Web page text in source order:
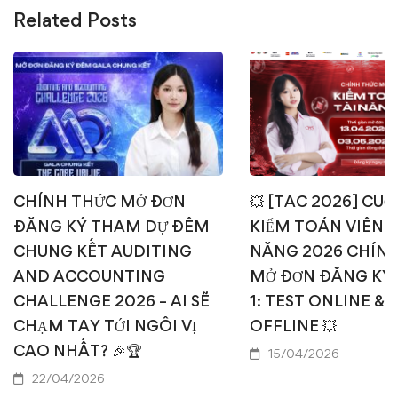
Related Posts
CHÍNH THỨC MỞ ĐƠN
ĐĂNG KÝ THAM DỰ ĐÊM
CHUNG KẾT AUDITING
AND ACCOUNTING
CHALLENGE 2026 – AI SẼ
CHẠM TAY TỚI NGÔI VỊ
CAO NHẤT? 🎉🏆
22/04/2026
💥 [TAC 2026]
KIỂM TOÁN VIÊN
NĂNG 2026
MỞ ĐƠN ĐĂNG KÝ
1: TEST ONLINE &
OFFLINE 💥
15/04/2026